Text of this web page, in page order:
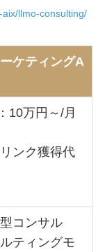
llmo-consulting/
ケティングA
10万円～/月
ンク獲得代
コンサル
ティングモ